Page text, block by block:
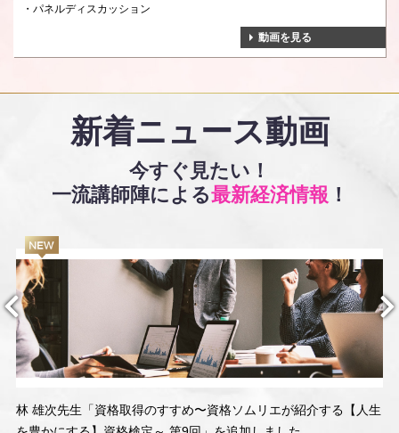
パネルディスカッション
動画を見る
新着ニュース動画
今すぐ見たい！
一流講師陣による最新経済情報 ！
林 雄次先生「資格取得のすすめ〜資格ソムリエが紹介する【人生